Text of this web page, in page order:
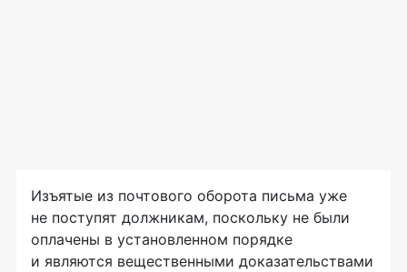
Изъятые из почтового оборота письма уже
не поступят должникам, поскольку не были
оплачены в установленном порядке
и являются вещественными доказательствами